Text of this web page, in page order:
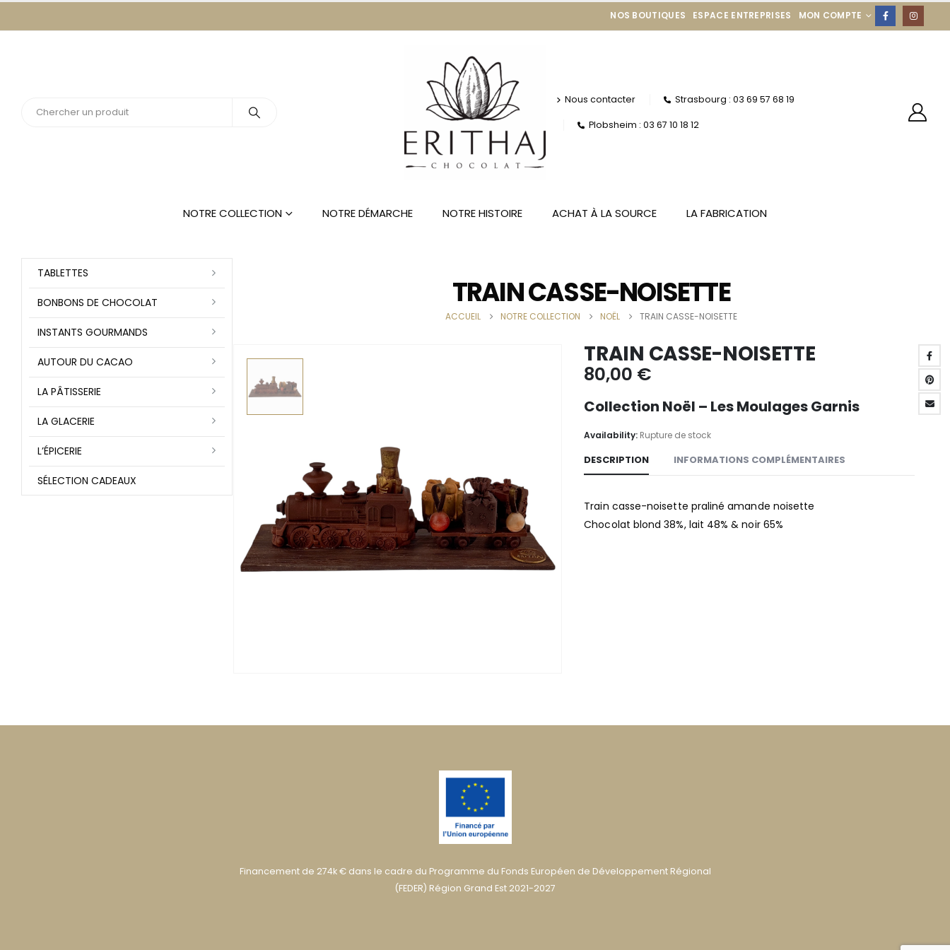
NOS BOUTIQUES ESPACE ENTREPRISES MON COMPTE
Nous contacter Strasbourg : 03 69 57 68 19
Plobsheim : 03 67 10 18 12
NOTRE COLLECTION NOTRE DÉMARCHE NOTRE HISTOIRE ACHAT À LA SOURCE LA FABRICATION
TRAIN CASSE-NOISETTE
ACCUEIL NOTRE COLLECTION NOËL TRAIN CASSE-NOISETTE
TRAIN CASSE-NOISETTE
80,00 €
Collection Noël – Les Moulages Garnis
Availability: Rupture de stock
DESCRIPTION INFORMATIONS COMPLÉMENTAIRES
Train casse-noisette praliné amande noisette
Chocolat blond 38%, lait 48% & noir 65%
TABLETTES
BONBONS DE CHOCOLAT
INSTANTS GOURMANDS
AUTOUR DU CACAO
LA PÂTISSERIE
LA GLACERIE
L’ÉPICERIE
SÉLECTION CADEAUX
Financement de 274k € dans le cadre du Programme du Fonds Européen de Développement Régional
(FEDER) Région Grand Est 2021-2027